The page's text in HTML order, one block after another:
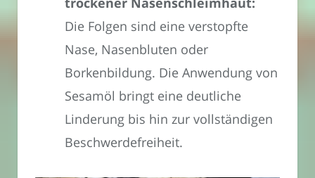
Die Folgen sind eine verstopfte
Nase, Nasenbluten oder
Borkenbildung. Die Anwendung von
Sesamöl bringt eine deutliche
Linderung bis hin zur vollständigen
Beschwerdefreiheit.